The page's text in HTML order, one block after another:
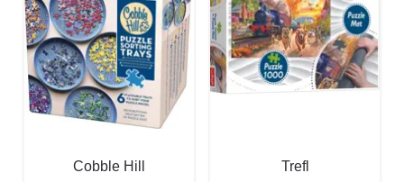
Cobble Hill
Trefl